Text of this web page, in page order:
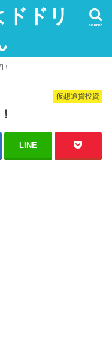
ドリ
search
！
仮想通貨投資
LINE